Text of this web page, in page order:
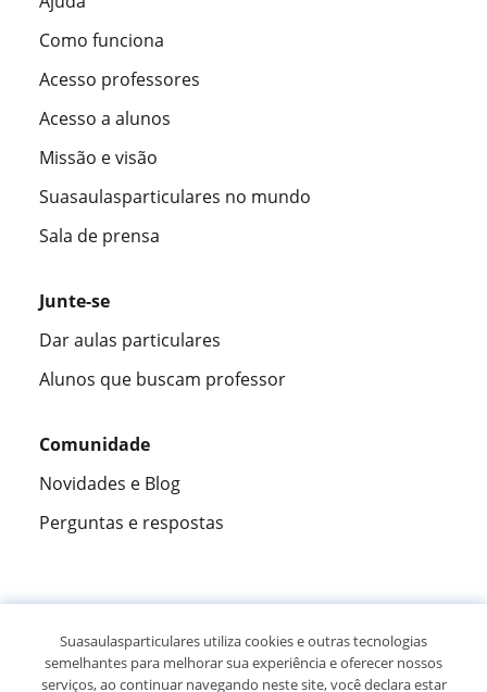
Como funciona
Acesso professores
Acesso a alunos
Missão e visão
Suasaulasparticulares no mundo
Sala de prensa
Junte-se
Dar aulas particulares
Alunos que buscam professor
Comunidade
Novidades e Blog
Perguntas e respostas
305915opiniões de alunos
Suasaulasparticulares utiliza cookies e outras tecnologias
semelhantes para melhorar sua experiência e oferecer nossos
serviços, ao continuar navegando neste site, você declara estar